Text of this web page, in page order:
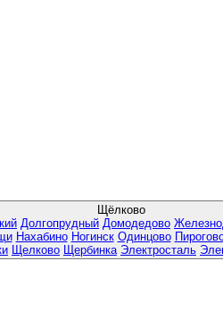
Щёлково
Долгопрудный Домодедово
Нахабино Ногинск Одинцово
Щелково Щербинка Электросталь